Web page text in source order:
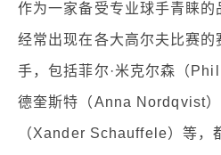
作为一家备受专业球手青睐
经常出现在各大高尔夫比赛
手，包括菲尔·米克尔森（
德奎斯特（Anna Nordqvist）
（Xander Schauffele）等，